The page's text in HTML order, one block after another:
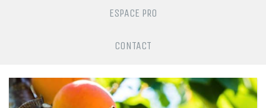
ESPACE PRO
CONTACT